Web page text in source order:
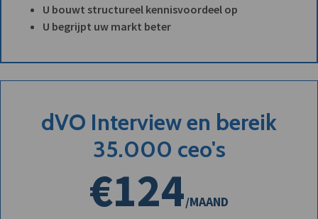
U bouwt structureel kennisvoordeel op
U begrijpt uw markt beter
dVO Interview en bereik
35.000 ceo's
€124/MAAND